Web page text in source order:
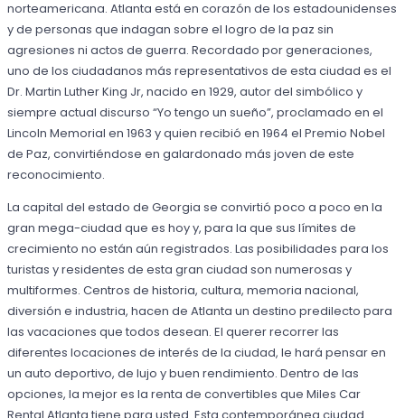
norteamericana. Atlanta está en corazón de los estadounidenses
y de personas que indagan sobre el logro de la paz sin
agresiones ni actos de guerra. Recordado por generaciones,
uno de los ciudadanos más representativos de esta ciudad es el
Dr. Martin Luther King Jr, nacido en 1929, autor del simbólico y
siempre actual discurso “Yo tengo un sueño”, proclamado en el
Lincoln Memorial en 1963 y quien recibió en 1964 el Premio Nobel
de Paz, convirtiéndose en galardonado más joven de este
reconocimiento.
La capital del estado de Georgia se convirtió poco a poco en la
gran mega-ciudad que es hoy y, para la que sus límites de
crecimiento no están aún registrados. Las posibilidades para los
turistas y residentes de esta gran ciudad son numerosas y
multiformes. Centros de historia, cultura, memoria nacional,
diversión e industria, hacen de Atlanta un destino predilecto para
las vacaciones que todos desean. El querer recorrer las
diferentes locaciones de interés de la ciudad, le hará pensar en
un auto deportivo, de lujo y buen rendimiento. Dentro de las
opciones, la mejor es la renta de convertibles que Miles Car